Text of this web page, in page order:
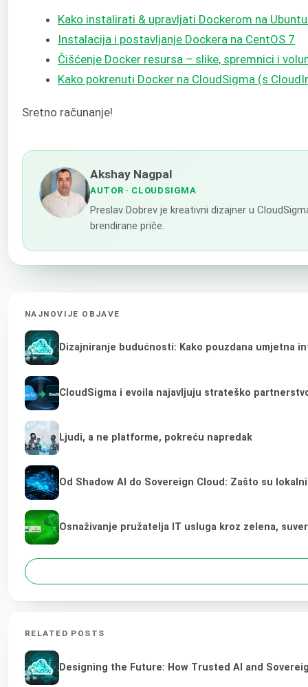
Kako instalirati & upravljati Dockerom na
Instalacija i postavljanje Dockera na CentOS 7
Čišćenje Docker resursa – slike, spremnici i
Kako pokrenuti Docker na CloudSigma (s
Sretno računanje!
Akshay Nagpal
AUTOR · CLOUDSIGMA
Preslav Dobrev je kreativni dizajner u
brendirane priče.
NAJNOVIJE OBJAVE
Dizajniranje budućnosti: Kako pouzdana umjetna
CloudSigma i evoila najavljuju strateško
Ljudi, a ne platforme, pokreću napredak
Od Shadow AI do Sovereign Cloud: Zašto su
Osnaživanje pružatelja IT usluga kroz zelena,
RELATED POSTS
Designing the Future: How Trusted AI and